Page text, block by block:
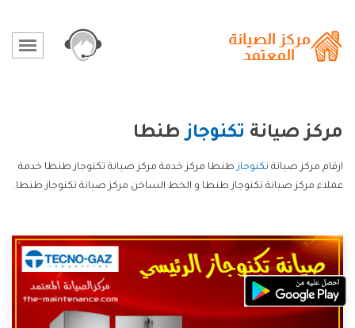
مركز صيانة تكنوجازطنطا
ارقام مركز صيانة تكنوجازطنطا مركز خدمة مركز صيانة تكنوجاز طنطا خدمة
عملاء مركز صيانة تكنوجاز طنطا و الخط الساخن مركز صيانة تكنوجاز طنطا.